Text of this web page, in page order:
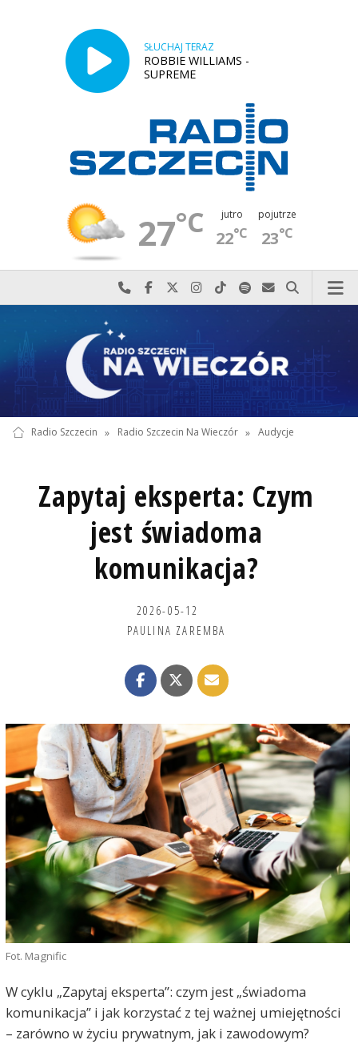
SŁUCHAJ TERAZ
ROBBIE WILLIAMS -
SUPREME
27°C jutro
22°C
pojutrze
23°C
Najlepiej po prostu do nas zadzwoń
Odwiedź nas na Facebook-u
Odwiedź nas na X
Odwiedź nas na Instagram-ie
Odwiedź nas na TikTok-u
Szukaj nas na Spotify
Wyślij do nas
Szukaj
Radio Szczecin » Radio Szczecin Na Wieczór » Audycje
Zapytaj eksperta: Czym
jest świadoma
komunikacja?
2026-05-12
PAULINA ZAREMBA
Fot. Magnific
W cyklu „Zapytaj eksperta”: czym jest „świadoma
komunikacja” i jak korzystać z tej ważnej umiejętności
– zarówno w życiu prywatnym, jak i zawodowym?